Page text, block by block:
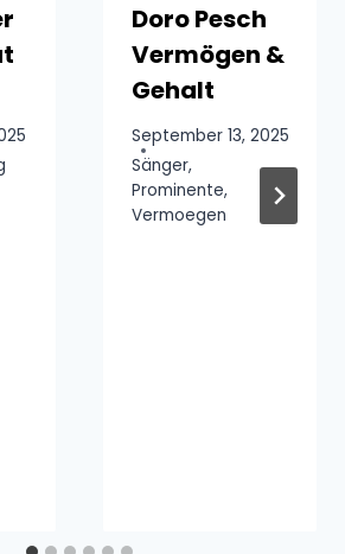
Doro Pesch
Vermögen &
Gehalt
September 13, 2025
Sänger,
Prominente,
Vermoegen